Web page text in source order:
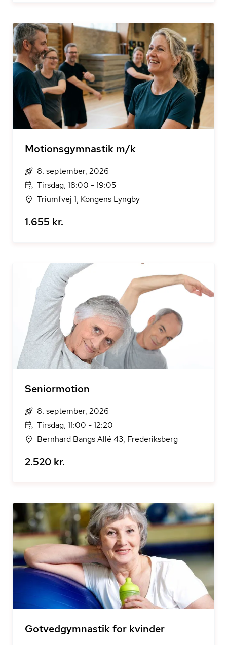
Motionsgymnastik m/k
8. september, 2026
Tirsdag, 18:00 - 19:05
Triumfvej 1, Kongens Lyngby
1.655 kr.
Seniormotion
8. september, 2026
Tirsdag, 11:00 - 12:20
Bernhard Bangs Allé 43, Frederiksberg
2.520 kr.
Gotvedgymnastik for kvinder